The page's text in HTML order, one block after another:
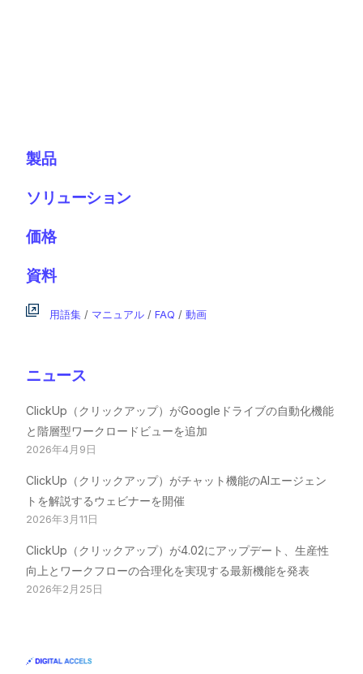
製品
ソリューション
価格
資料
用語集 / マニュアル /FAQ /動画
ニュース
ClickUp（クリックアップ）がGoogleドライブの自動化機能
と階層型ワークロードビューを追加
2026年4月9日
ClickUp（クリックアップ）がチャット機能のAIエージェン
トを解説するウェビナーを開催
2026年3月11日
ClickUp（クリックアップ）が4.02にアップデート、生産性
向上とワークフローの合理化を実現する最新機能を発表
2026年2月25日